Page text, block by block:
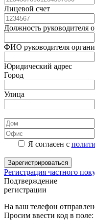
Лицевой счет
Должность руководителя
ФИО руководителя
Юридический адрес
Город
Улица
Я согласен с
Зарегистрироваться
Регистрация частного
Подтверждение
регистрации
На ваш телефон
Просим ввести код в поле: